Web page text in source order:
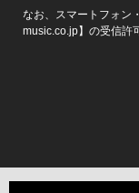
なお、スマートフォン
music.co.jp】の受信許